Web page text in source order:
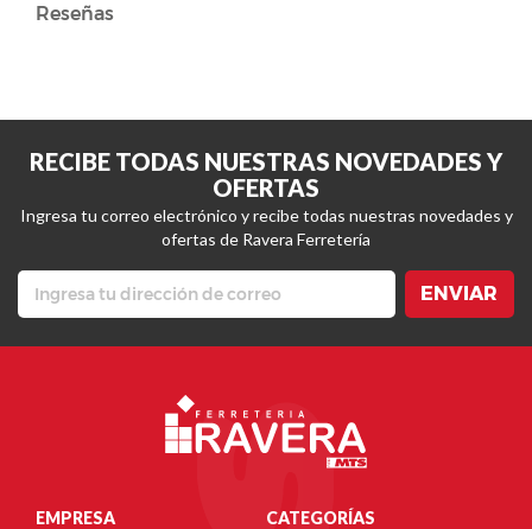
Reseñas
RECIBE TODAS NUESTRAS NOVEDADES Y
OFERTAS
Ingresa tu correo electrónico y recibe todas nuestras novedades y
ofertas de Ravera Ferretería
ENVIAR
EMPRESA CATEGORÍAS